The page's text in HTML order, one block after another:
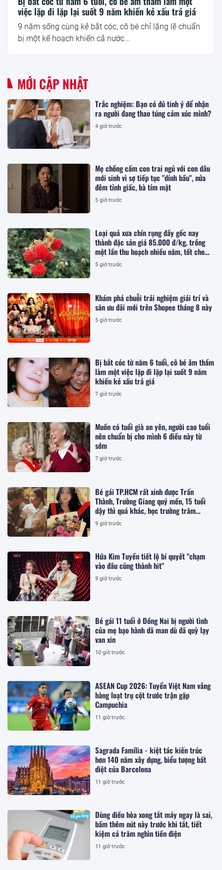
việc lặp đi lặp lại suốt 9 năm khiến kẻ xấu trả giá
9 năm sống cùng kẻ bắt cóc, cô bé chỉ lặng lẽ chuẩn
bị một kế hoạch khiến cả nước...
MỚI CẬP NHẬT
Trắc nghiệm: Bạn có đủ tinh ý để nhận
ra người đang thao túng cảm xúc mình?
4 giờ trước
Mẹ chồng cấm con trai ngủ với con dâu
mới sinh vì sợ tiếp tục "dính bầu", nửa
đêm tỉnh giấc, bà tím mặt
5 giờ trước
Loại quả xưa chín rụng đầy gốc nay
thành đặc sản giá 85.000 đ/kg, trồng
một lần thu hoạch nhiều năm, tốt cho
sức khỏe
5 giờ trước
Khám phá chuỗi trải nghiệm giải trí và
săn ưu đãi mới trên Shopee tháng 8 này
5 giờ trước
Bị bắt cóc từ năm 6 tuổi, cô bé âm thầm
làm một việc lặp đi lặp lại suốt 9 năm
khiến kẻ xấu trả giá
7 giờ trước
Muốn có tuổi già an yên, người cao tuổi
nên chuẩn bị cho mình 6 điều này từ
sớm
7 giờ trước
Bé gái TP.HCM rất xinh được Trấn
Thành, Trường Giang quý mến, 15 tuổi
dậy thì quá khác, học trường trăm
triệu/năm
9 giờ trước
Hứa Kim Tuyền tiết lộ bí quyết "chạm
vào đâu cũng thành hit"
9 giờ trước
Bé gái 11 tuổi ở Đồng Nai bị người tình
của mẹ bạo hành dã man dù đã quỳ lạy
van xin
10 giờ trước
ASEAN Cup 2026: Tuyển Việt Nam vắng
hàng loạt trụ cột trước trận gặp
Campuchia
11 giờ trước
Sagrada Família - kiệt tác kiến trúc
hơn 140 năm xây dựng, biểu tượng bất
diệt của Barcelona
11 giờ trước
Dùng điều hòa xong tắt máy ngay là sai,
bấm thêm nút này trước khi tắt, tiết
kiệm cả trăm nghìn tiền điện
11 giờ trước